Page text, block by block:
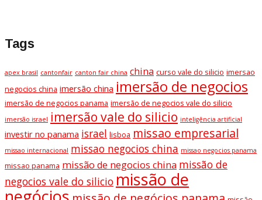
Tags
apex brasil cantonfair canton fair china china curso vale do silicio imersao
negocios china imersão china imersão de negocios
imersão de negocios panama imersão de negocios vale do silicio
imersão israel imersão vale do silicio inteligência artificial
investir no panama israel lisboa missao empresarial
missao internacional missao negocios china missao negocios panama
missao panama missão de negocios china missão de
negocios vale do silicio missão de